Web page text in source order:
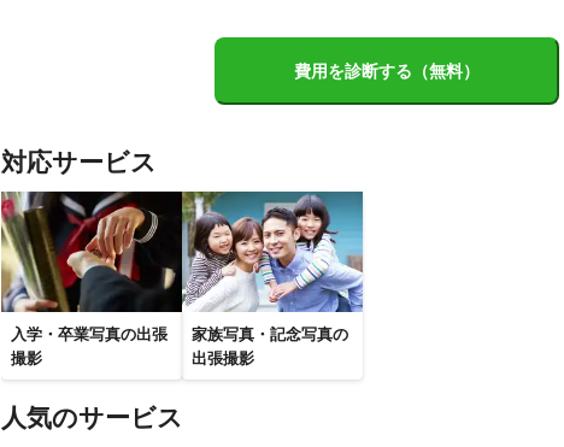
費用を診断する（無料）
対応サービス
入学・卒業写真の出張
撮影
家族写真・記念写真の
出張撮影
人気のサービス